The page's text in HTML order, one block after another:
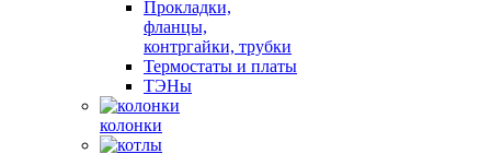
Прокладки,
фланцы,
контргайки, трубки
Термостаты и платы
ТЭНы
колонки